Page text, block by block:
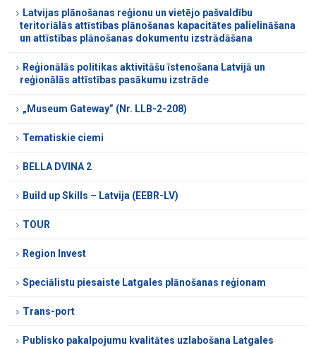
Latvijas plānošanas reģionu un vietējo pašvaldību
teritoriālās attīstības plānošanas kapacitātes palielināšana
un attīstības plānošanas dokumentu izstrādāšana
Reģionālās politikas aktivitāšu īstenošana Latvijā un
reģionālās attīstības pasākumu izstrāde
„Museum Gateway” (Nr. LLB-2-208)
Tematiskie ciemi
BELLA DVINA 2
Build up Skills – Latvija (EEBR-LV)
TOUR
Region Invest
Speciālistu piesaiste Latgales plānošanas reģionam
Trans-port
Publisko pakalpojumu kvalitātes uzlabošana Latgales